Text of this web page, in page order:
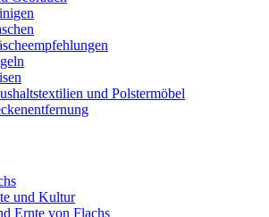
und Polstermöbel
und Kultur
Ernte von Flachs